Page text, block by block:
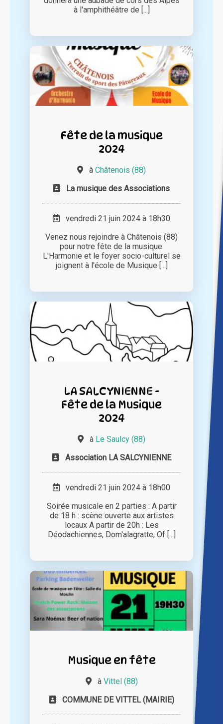
à l'amphithéâtre de [...]
Fête de la musique
2024
à Châtenois (88)
La musique des Associations
vendredi 21 juin 2024 à 18h30
Venez nous rejoindre à Châtenois (88)
pour notre fête de la musique.
L'Harmonie et le foyer socio-culturel se
joignent à l'école de Musique [...]
LA SALCYNIENNE -
Fête de la Musique
2024
à Le Saulcy (88)
Association LA SALCYNIENNE
vendredi 21 juin 2024 à 18h00
Soirée musicale en 2 parties : A partir
de 18 h : scène ouverte aux artistes
locaux A partir de 20h : Les
Déodachiennes, Dom'alagratte, Of [...]
Musique en fête
à Vittel (88)
COMMUNE DE VITTEL (MAIRIE)